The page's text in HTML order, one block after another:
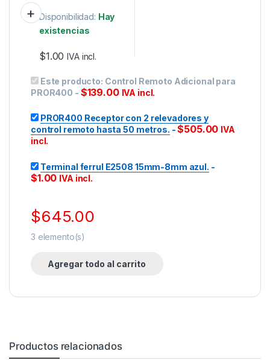
Disponibilidad: Hay
existencias
$1.00 IVA incl.
Este producto: Control Remoto Adicional para
PROR400 - $139.00 IVA incl.
PROR400 Receptor con 2 relevadores y
control remoto hasta 50 metros. -$505.00 IVA
incl.
Terminal ferrul E2508 15mm-8mm azul. -
$1.00 IVA incl.
$645.00
3 elemento(s)
Agregar todo al carrito
Productos relacionados